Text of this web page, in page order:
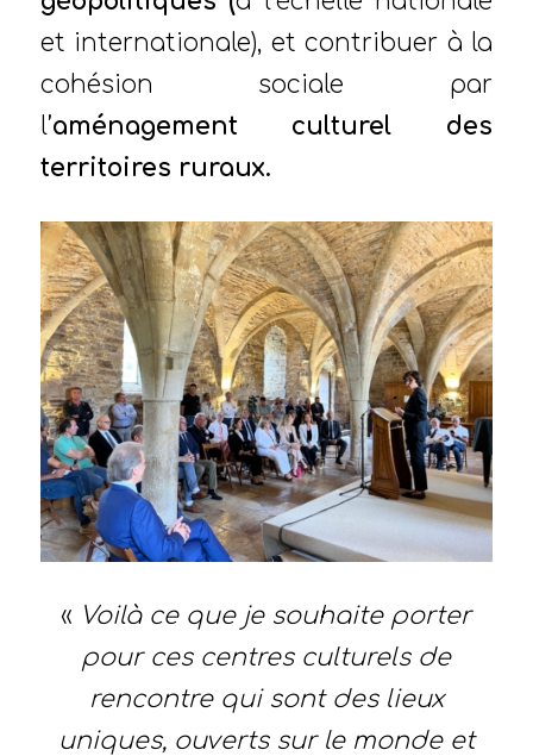
et internationale), et contribuer à la
cohésion sociale par
l’aménagement culturel des
territoires ruraux.
« Voilà ce que je souhaite porter
pour ces centres culturels de
rencontre qui sont des lieux
uniques, ouverts sur le monde et